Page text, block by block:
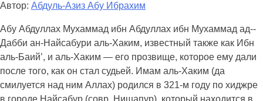
Автор: Абдуль-Азиз Абу Ибрахим
Абу Абдуллах Мухаммад ибн Абдуллах ибн Мухаммад ад-­
Дабби ан-Найсабури аль-Хаким, известный также как Ибн
аль-Баий’, и аль-Хаким — его прозвище, которое ему дали
после того, как он стал судьей. Имам аль-Хаким (да
смилуется над ним Аллах) родился в 321-м году по хиджре